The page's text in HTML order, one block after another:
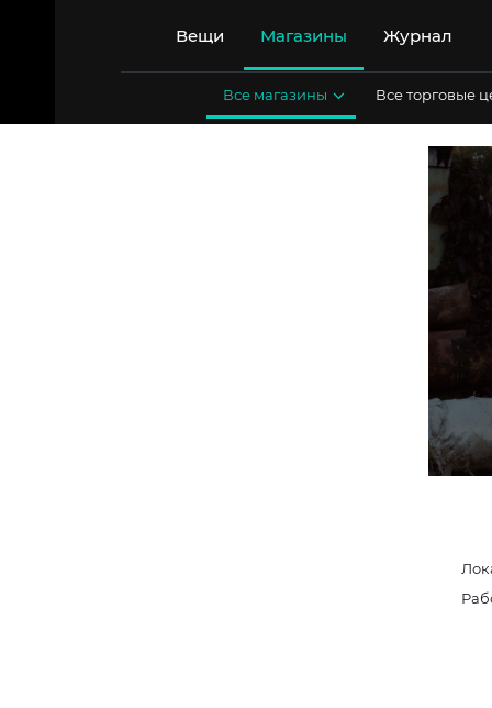
Вещи Магазины Журнал
Все магазины Все торговые